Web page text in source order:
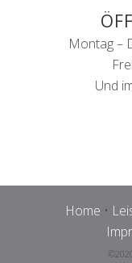
Montag –
Und
Home •